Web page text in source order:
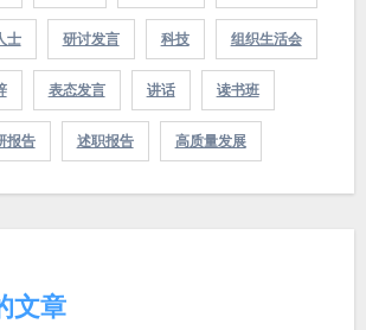
士 研讨发言 科技 组织生活会
表态发言 讲话 读书班
报告 述职报告 高质量发展
文章